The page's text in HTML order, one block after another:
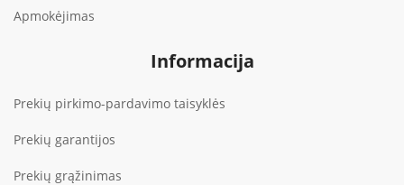
Apmokėjimas
Informacija
Prekių pirkimo-pardavimo taisyklės
Prekių garantijos
Prekių grąžinimas